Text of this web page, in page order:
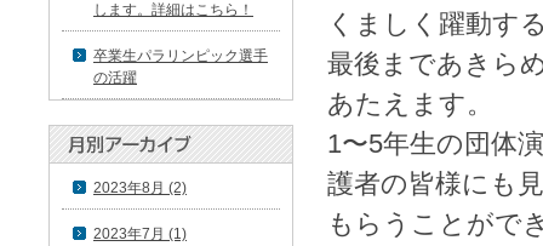
くましく躍動す
最後まであきら
あたえます。
1〜5年生の団体
護者の皆様にも
もらうことがで
します。詳細はこちら！
卒業生パラリンピック選手
の活躍
2023年8月 (2)
2023年7月 (1)